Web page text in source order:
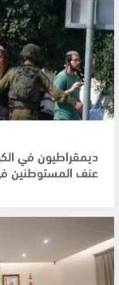
ديمقراطيون في
عنف المستوطنين